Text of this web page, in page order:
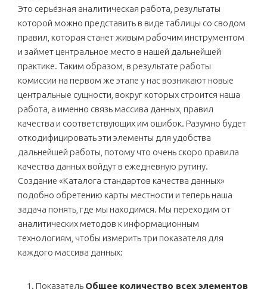
Это серьёзная аналитическая работа, результаты
которой можно представить в виде таблицы со сводом
правил, которая станет живым рабочим инструментом
и займет центральное место в нашей дальнейшей
практике. Таким образом, в результате работы
комиссии на первом же этапе у нас возникают новые
центральные сущности, вокруг которых строится наша
работа, а именно связь массива данных, правил
качества и соответствующих им ошибок. Разумно будет
откодифицировать эти элементы для удобства
дальнейшей работы, потому что очень скоро правила
качества данных войдут в ежедневную рутину.
Создание «Каталога стандартов качества данных»
подобно обретению карты местности и теперь наша
задача понять, где мы находимся. Мы переходим от
аналитических методов к информационным
технологиям, чтобы измерить три показателя для
каждого массива данных:
Показатель Общее количество всех элементов